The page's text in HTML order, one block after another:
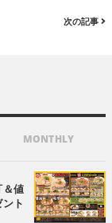
次の記事
MONTHLY
＆値
ント